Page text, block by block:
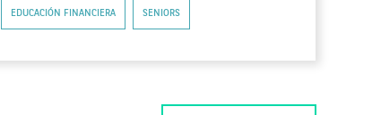
EDUCACIÓN FINANCIERA SENIORS